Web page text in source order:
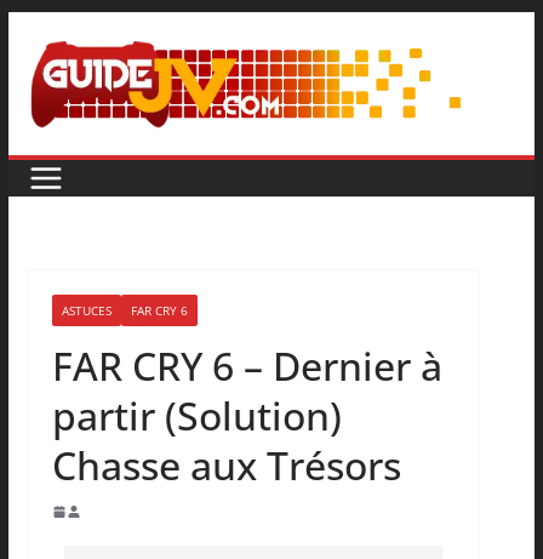
ASTUCES FAR CRY 6
FAR CRY 6 – Dernier à
partir (Solution)
Chasse aux Trésors